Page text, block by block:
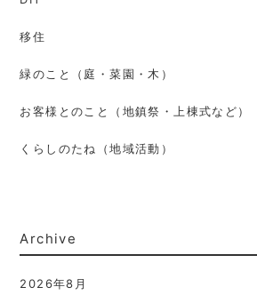
移住
緑のこと（庭・菜園・木）
お客様とのこと（地鎮祭・上棟式など）
くらしのたね（地域活動）
Archive
2026年8月